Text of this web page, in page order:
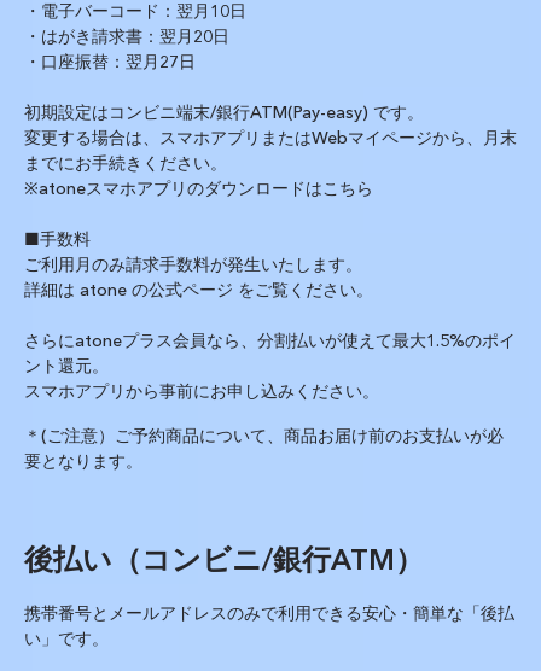
・電子バーコード：翌月10日
・はがき請求書：翌月20日
・口座振替：翌月27日
初期設定はコンビニ端末/銀行ATM(Pay-easy) です。
変更する場合は、スマホアプリまたはWebマイページから、月末
までにお手続きください。
※atoneスマホアプリのダウンロードはこちら
■手数料
ご利用月のみ請求手数料が発生いたします。
詳細は atone の公式ページ をご覧ください。
さらにatoneプラス会員なら、分割払いが使えて最大1.5%のポイ
ント還元。
スマホアプリから事前にお申し込みください。
＊(ご注意）ご予約商品について、商品お届け前のお支払いが必
要となります。
後払い（コンビニ/銀行ATM）
携帯番号とメールアドレスのみで利用できる安心・簡単な「後払
い」です。